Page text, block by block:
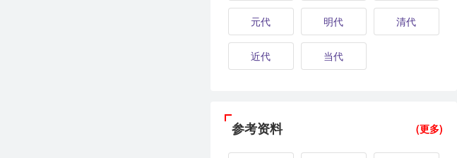
元代 明代 清代
近代 当代
参考资料 (更多)